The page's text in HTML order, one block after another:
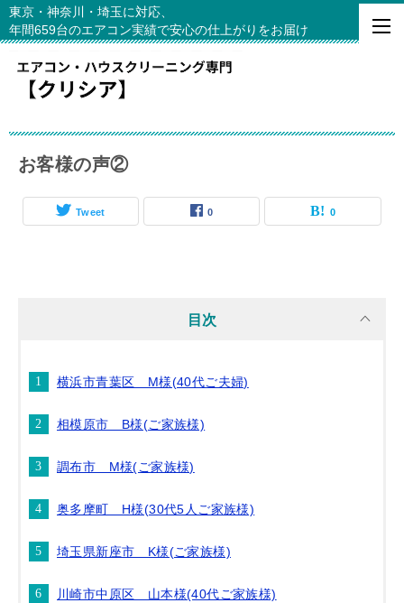
東京・神奈川・埼玉に対応、
年間659台のエアコン実績で安心の仕上がりをお届け
お客様の声②
Tweet 0 0
目次
横浜市青葉区 M様(40代ご夫婦)
相模原市 B様(ご家族様)
調布市 M様(ご家族様)
奥多摩町 H様(30代5人ご家族様)
埼玉県新座市 K様(ご家族様)
川崎市中原区 山本様(40代ご家族様)